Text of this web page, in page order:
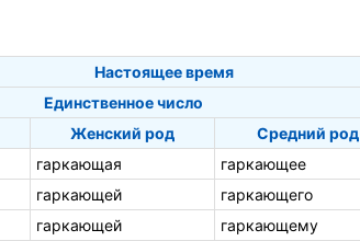
Настоящее время
Единственное число
Женский род
Средний род
гаркающая гаркающее
гаркающей гаркающего
гаркающей гаркающему